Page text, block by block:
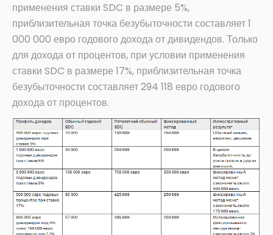
применения ставки SDC в размере 5%,
приблизительная точка безубыточности составляет 1
000 000 евро годового дохода от дивидендов. Только
для дохода от процентов, при условии применения
ставки SDC в размере 17%, приблизительная точка
безубыточности составляет 294 118 евро годового
дохода от процентов.